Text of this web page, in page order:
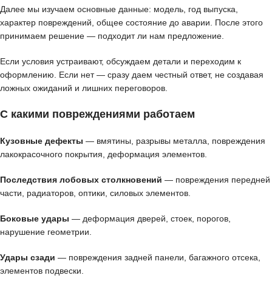
Далее мы изучаем основные данные: модель, год выпуска,
характер повреждений, общее состояние до аварии. После этого
принимаем решение — подходит ли нам предложение.
Если условия устраивают, обсуждаем детали и переходим к
оформлению. Если нет — сразу даем честный ответ, не создавая
ложных ожиданий и лишних переговоров.
С какими повреждениями работаем
Кузовные дефекты — вмятины, разрывы металла, повреждения
лакокрасочного покрытия, деформация элементов.
Последствия лобовых столкновений — повреждения передней
части, радиаторов, оптики, силовых элементов.
Боковые удары — деформация дверей, стоек, порогов,
нарушение геометрии.
Удары сзади — повреждения задней панели, багажного отсека,
элементов подвески.